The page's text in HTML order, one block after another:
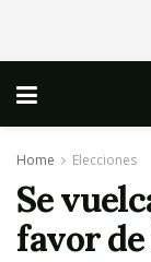
Home Elecciones
Se
favor